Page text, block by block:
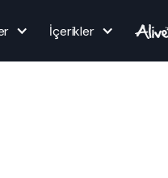
İçerikler